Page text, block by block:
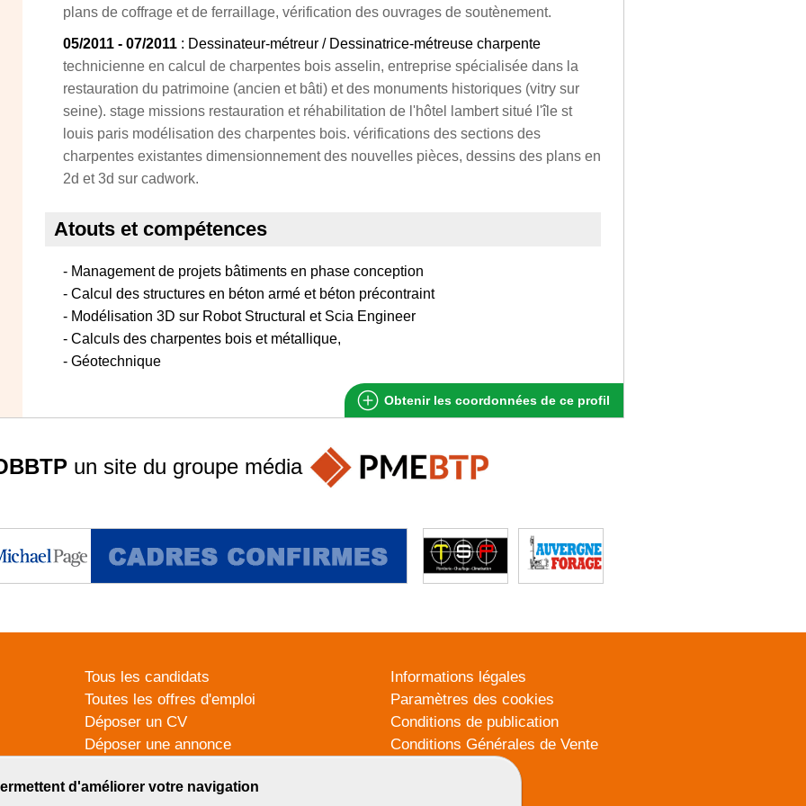
plans de coffrage et de ferraillage, vérification des ouvrages de soutènement.
05/2011 - 07/2011 : Dessinateur-métreur / Dessinatrice-métreuse charpente
technicienne en calcul de charpentes bois asselin, entreprise spécialisée dans la
restauration du patrimoine (ancien et bâti) et des monuments historiques (vitry sur
seine). stage missions restauration et réhabilitation de l'hôtel lambert situé l'île st
louis paris modélisation des charpentes bois. vérifications des sections des
charpentes existantes dimensionnement des nouvelles pièces, dessins des plans en
2d et 3d sur cadwork.
Atouts et compétences
- Management de projets bâtiments en phase conception
- Calcul des structures en béton armé et béton précontraint
- Modélisation 3D sur Robot Structural et Scia Engineer
- Calculs des charpentes bois et métallique,
- Géotechnique
Obtenir les coordonnées de ce profil
d'améliorer votre navigation
un site du groupe média
Tous les candidats
Toutes les offres d'emploi
Déposer un CV
Déposer une annonce
Informations légales
Paramètres des cookies
Conditions de publication
Conditions Générales de Vente